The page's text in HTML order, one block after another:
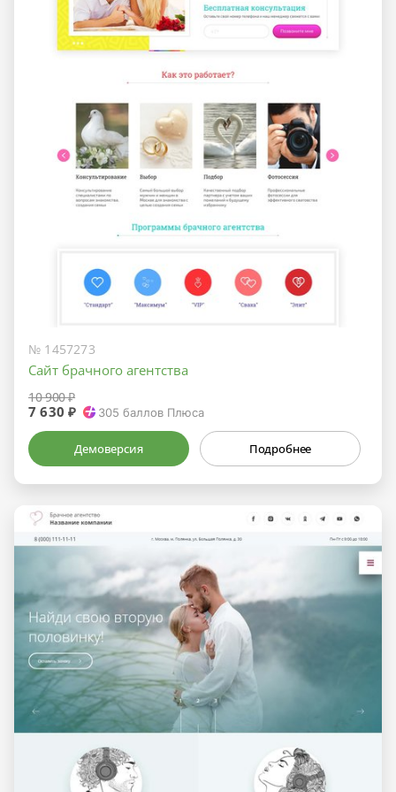
№ 1457273
Сайт брачного агентства
10 900 ₽
7 630 ₽ 305 баллов Плюса
Демоверсия Подробнее